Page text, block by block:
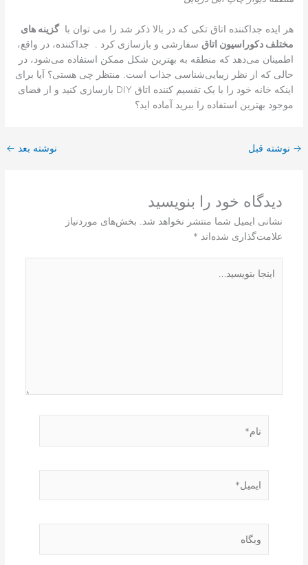
هر ایده جداکننده اتاق تکی که در بالا ذکر شد را می توان باگزینه های
مختلف دکوراسیون اتاق سفارشی و بازسازی کرد . جداکننده، در واقع،
اطمینان می‌دهد که منطقه به بهترین شکل ممکن استفاده می‌شود، در
حالی که از نظر زیبایی‌شناسی جذاب است. منتظر چی هستی؟ آیا برای
اینکه خانه خود را با یک تقسیم کننده اتاق DIY بازسازی کنید و از فضای
موجود بهترین استفاده را ببرید آماده اید؟
→ نوشته قبل نوشته بعد ←
دیدگاه‌ خود را بنویسید
نشانی ایمیل شما منتشر نخواهد شد.
بخش‌های موردنیاز
علامت‌گذاری شده‌اند *
بنویسید…